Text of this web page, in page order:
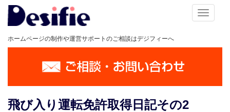
メ
ホームページの制作や運営サポートのご相談はデジフィーへ
飛び入り運転免許取得日記その2